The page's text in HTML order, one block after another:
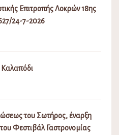
Επιτροπής Λοκρών 18ης
24-7-2026
Καλαπόδι
του Σωτήρος, έναρξη
Φεστιβάλ Γαστρονομίας